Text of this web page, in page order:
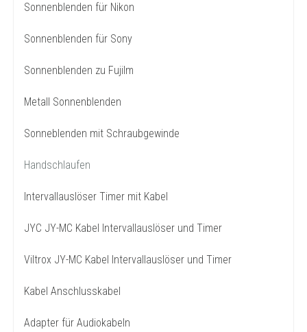
Sonnenblenden für Nikon
Sonnenblenden für Sony
Sonnenblenden zu Fujilm
Metall Sonnenblenden
Sonneblenden mit Schraubgewinde
Handschlaufen
Intervallauslöser Timer mit Kabel
JYC JY-MC Kabel Intervallauslöser und Timer
Viltrox JY-MC Kabel Intervallauslöser und Timer
Kabel Anschlusskabel
Adapter für Audiokabeln